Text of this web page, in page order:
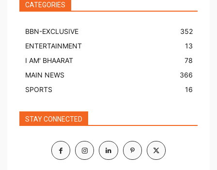
CATEGORIES
BBN-EXCLUSIVE
352
ENTERTAINMENT
13
I AM' BHAARAT
78
MAIN NEWS
366
SPORTS
16
STAY CONNECTED